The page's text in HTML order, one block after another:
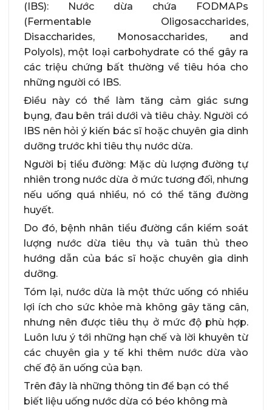
(IBS): Nước dừa chứa FODMAPs
(Fermentable Oligosaccharides,
Disaccharides, Monosaccharides, and
Polyols), một loại carbohydrate có thể gây ra
các triệu chứng bất thường về tiêu hóa cho
những người có IBS.
Điều này có thể làm tăng cảm giác sưng
bụng, đau bên trái dưới và tiêu chảy. Người có
IBS nên hỏi ý kiến bác sĩ hoặc chuyên gia dinh
dưỡng trước khi tiêu thụ nước dừa.
Người bị tiểu đường: Mặc dù lượng đường tự
nhiên trong nước dừa ở mức tương đối, nhưng
nếu uống quá nhiều, nó có thể tăng đường
huyết.
Do đó, bệnh nhân tiểu đường cần kiểm soát
lượng nước dừa tiêu thụ và tuân thủ theo
hướng dẫn của bác sĩ hoặc chuyên gia dinh
dưỡng.
Tóm lại, nước dừa là một thức uống có nhiều
lợi ích cho sức khỏe mà không gây tăng cân,
nhưng nên được tiêu thụ ở mức độ phù hợp.
Luôn lưu ý tới những hạn chế và lời khuyên từ
các chuyên gia y tế khi thêm nước dừa vào
chế độ ăn uống của bạn.
Trên đây là những thông tin để bạn có thể
biết liệu uống nước dừa có béo không mà